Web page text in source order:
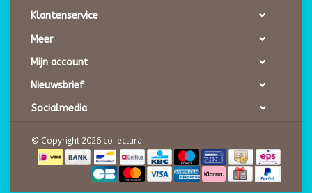
Klantenservice
Meer
Mijn account
Nieuwsbrief
Socialmedia
© Copyright 2026 collectura